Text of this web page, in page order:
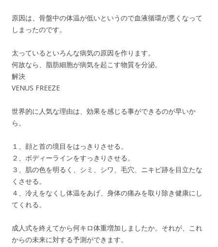
原因は、骨盤中の体温が低いというので血液循環が悪くなって
しまったのです。
太っているといろんな病気の原因を作ります。
何故なら、脂肪細胞が病気を起こす物質を分泌。
解決
VENUS FREEZE
世界的に人気な理由は、効果を感じる事ができるのが早いか
ら。
１、顔と首の境目をはっきりさせる。
２、ボディーラインをすっきりさせる。
３、肌の色を明るく、シミ、シワ、毛穴、ニキビ跡を目立たな
くさせる。
４、冷えをなくし体温をあげ、身体の痛みを取り除き健康にし
てくれる。
成人式を終えてから何キロ体重増加しましたか。それが、これ
からの未来に対する予測ができます。